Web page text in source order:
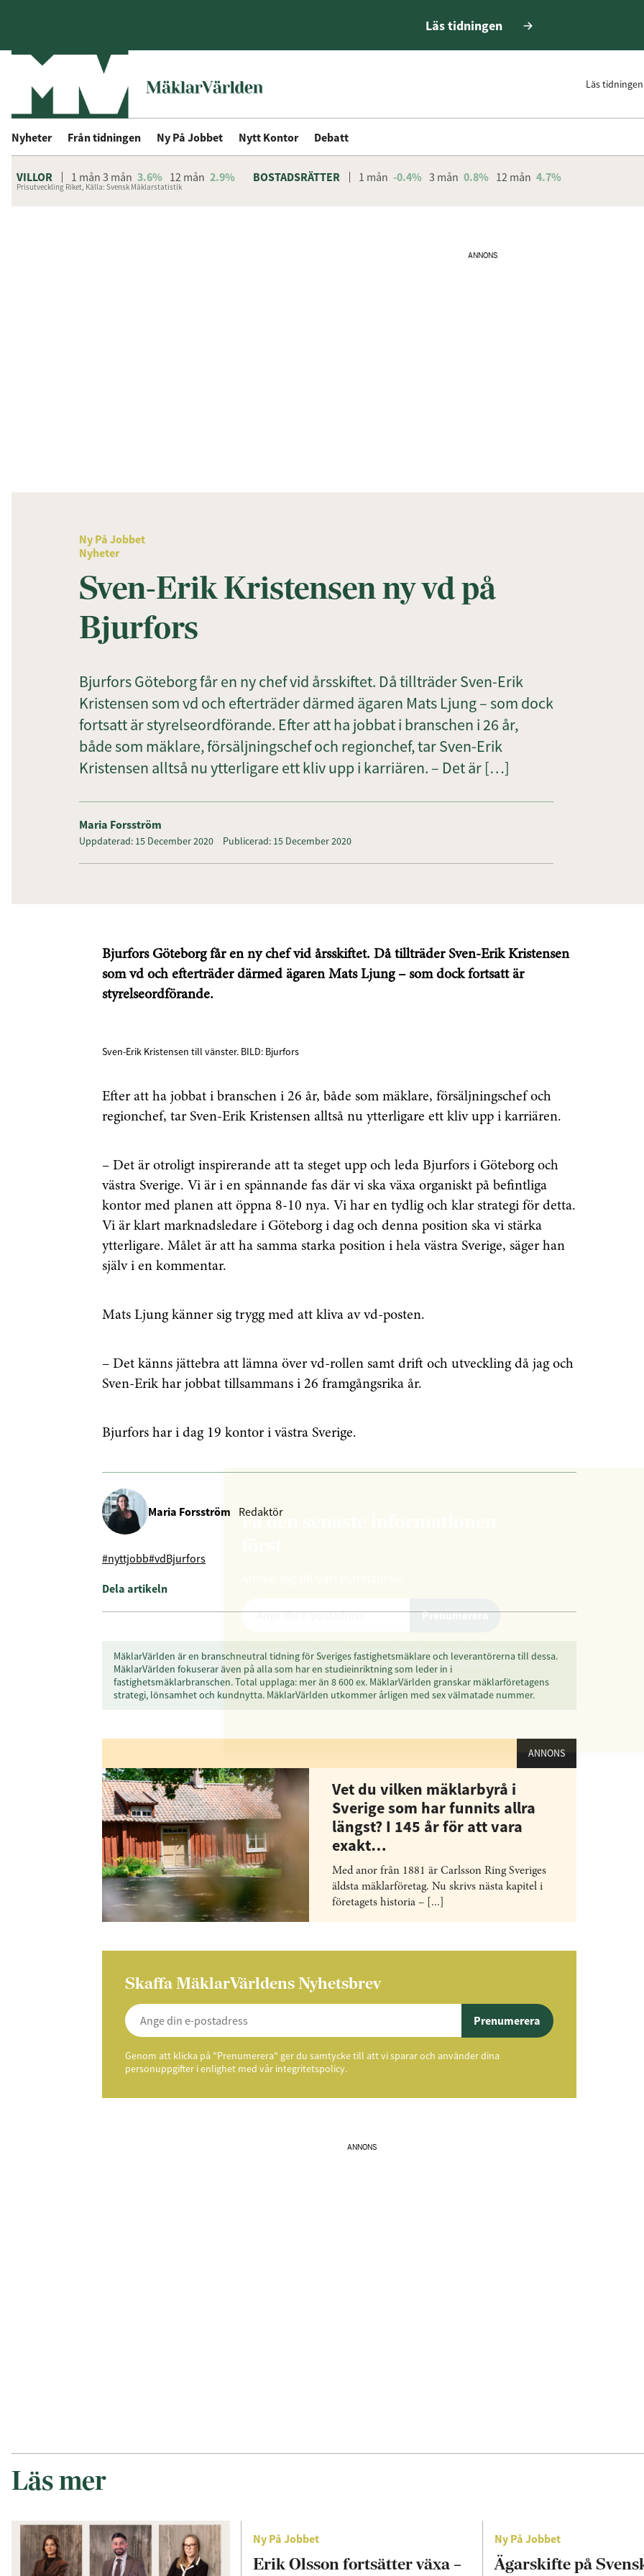
Läs tidningen
Läs tidningen
Nyheter Från tidningen Ny På Jobbet Nytt Kontor Debatt
VILLOR 1 mån 3 mån 3.6% 12 mån 2.9% BOSTADSRÄTTER 1 mån -0.4% 3 mån 0.8% 12 mån 4.7%
Prisutveckling Riket, Källa: Svensk Mäklarstatistik
ANNONS
Ny På Jobbet
Nyheter
Sven-Erik Kristensen ny vd på
Bjurfors
Bjurfors Göteborg får en ny chef vid årsskiftet. Då tillträder Sven-Erik
Kristensen som vd och efterträder därmed ägaren Mats Ljung – som dock
fortsatt är styrelseordförande. Efter att ha jobbat i branschen i 26 år,
både som mäklare, försäljningschef och regionchef, tar Sven-Erik
Kristensen alltså nu ytterligare ett kliv upp i karriären. – Det är […]
Maria Forsström
Uppdaterad: 15 December 2020 Publicerad: 15 December 2020
Bjurfors Göteborg får en ny chef vid årsskiftet. Då tillträder Sven-Erik Kristensen
som vd och efterträder därmed ägaren Mats Ljung – som dock fortsatt är
styrelseordförande.
Sven-Erik Kristensen till vänster. BILD: Bjurfors
Efter att ha jobbat i branschen i 26 år, både som mäklare, försäljningschef och
regionchef, tar Sven-Erik Kristensen alltså nu ytterligare ett kliv upp i karriären.
– Det är otroligt inspirerande att ta steget upp och leda Bjurfors i Göteborg och
västra Sverige. Vi är i en spännande fas där vi ska växa organiskt på befintliga
kontor med planen att öppna 8-10 nya. Vi har en tydlig och klar strategi för detta.
Vi är klart marknadsledare i Göteborg i dag och denna position ska vi stärka
ytterligare. Målet är att ha samma starka position i hela västra Sverige, säger han
själv i en kommentar.
Mats Ljung känner sig trygg med att kliva av vd-posten.
– Det känns jättebra att lämna över vd-rollen samt drift och utveckling då jag och
Sven-Erik har jobbat tillsammans i 26 framgångsrika år.
Bjurfors har i dag 19 kontor i västra Sverige.
Maria Forsström Redaktör
#nyttjobb#vdBjurfors
Dela artikeln
MäklarVärlden är en branschneutral tidning för Sveriges fastighetsmäklare och leverantörerna till dessa.
MäklarVärlden fokuserar även på alla som har en studieinriktning som leder in i
fastighetsmäklarbranschen. Total upplaga: mer än 8 600 ex. MäklarVärlden granskar mäklarföretagens
strategi, lönsamhet och kundnytta. MäklarVärlden utkommer årligen med sex välmatade nummer.
ANNONS
Vet du vilken mäklarbyrå i
Sverige som har funnits allra
längst? I 145 år för att vara
exakt…
Med anor från 1881 är Carlsson Ring Sveriges
äldsta mäklarföretag. Nu skrivs nästa kapitel i
företagets historia – [...]
Skaffa MäklarVärldens Nyhetsbrev
Prenumerera
Genom att klicka på "Prenumerera" ger du samtycke till att vi sparar och använder dina
personuppgifter i enlighet med vår integritetspolicy.
ANNONS
Läs mer
Ny På Jobbet
Erik Olsson fortsätter växa –
Ny På Jobbet
Ägarskifte på
Få den senaste informationen
Prenumerera
Genom att klicka på "Prenumerera" ger du samtycke till att vi
sparar och använder dina personuppgifter i enlighet med vår
integritetspolicy.